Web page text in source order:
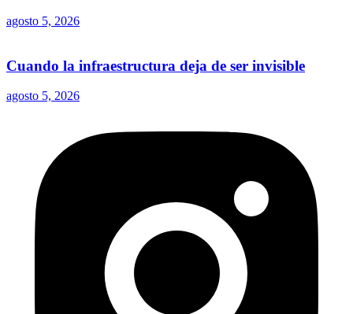
agosto 5, 2026
Cuando la infraestructura deja de ser invisible
agosto 5, 2026